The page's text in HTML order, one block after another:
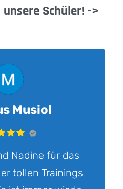
Schüler! ->
Musiol
Nadine für das
tollen Trainings